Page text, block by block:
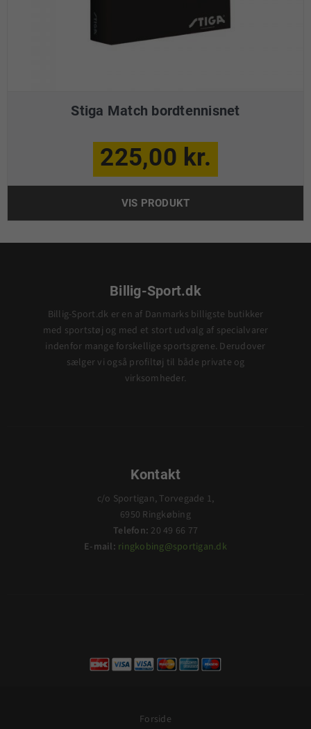
Stiga Match bordtennisnet
225,00 kr.
VIS PRODUKT
Billig-Sport.dk
Billig-Sport.dk er en af Danmarks billigste butikker
med sportstøj og med et stort udvalg af specialvarer
indenfor mange forskellige sportsgrene. Derudover
sælger vi også profiltøj til både private og
virksomheder.
Kontakt
c/o Sportigan, Torvegade 1,
6950 Ringkøbing
Telefon: 20 49 66 77
E-mail: ringkobing@sportigan.dk
Forside